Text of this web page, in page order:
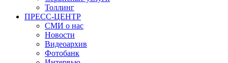
Толлинг
ПРЕСС-ЦЕНТР
СМИ о нас
Новости
Видеоархив
Фотобанк